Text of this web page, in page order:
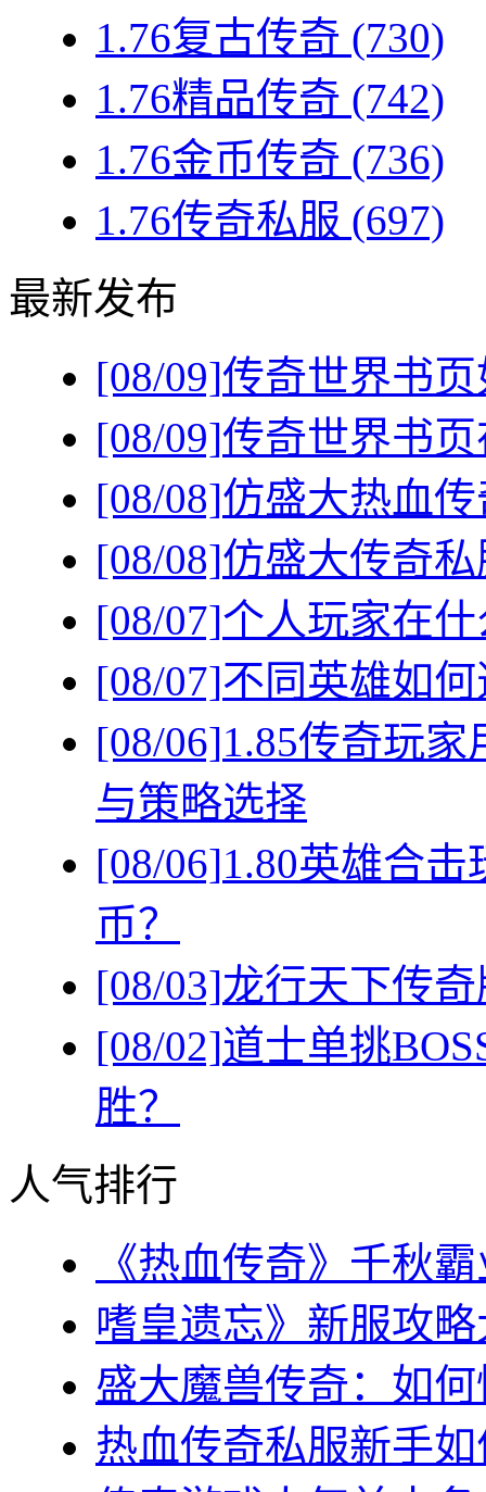
1.76复古传奇 (730)
1.76精品传奇 (742)
1.76金币传奇 (736)
1.76传奇私服 (697)
最新发布
[08/09]传奇世界书
[08/09]传奇世界书
[08/08]仿盛大热血
[08/08]仿盛大传奇
[08/07]个人玩家在
[08/07]不同英雄如
[08/06]1.85传奇玩
与策略选择
[08/06]1.80英雄合
币？
[08/03]龙行天下传
[08/02]道士单挑
胜？
人气排行
《热血传奇》千秋
嗜皇遗忘》新服攻
盛大魔兽传奇：如
热血传奇私服新手